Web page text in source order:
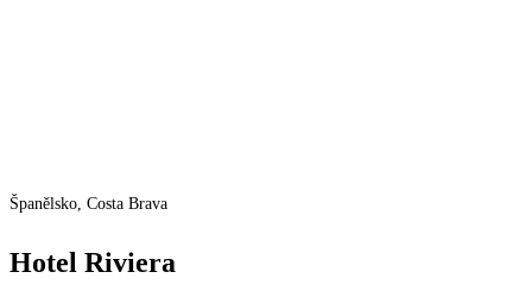
Španělsko, Costa Brava
Hotel Riviera